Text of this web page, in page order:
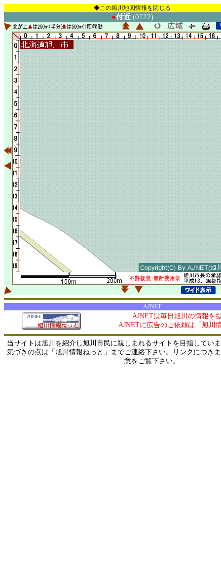
◆この旭川地図情報を閉じる
●付近(0222)
AJNET
AJNETは毎日旭川の情報を
AJNETに広告のご依頼は「旭川
当サイトは旭川を紹介し旭川市民に親しまれるサイトを目指してい
気づきの点は「旭川情報ねっと」までご連絡下さい。リンクにつき
意をご覧下さい。